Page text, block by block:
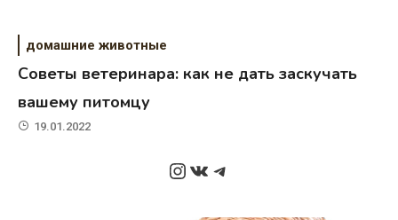
домашние животные
Советы ветеринара: как не дать заскучать
вашему питомцу
19.01.2022
Instagram
ВКонтакте
Telegram